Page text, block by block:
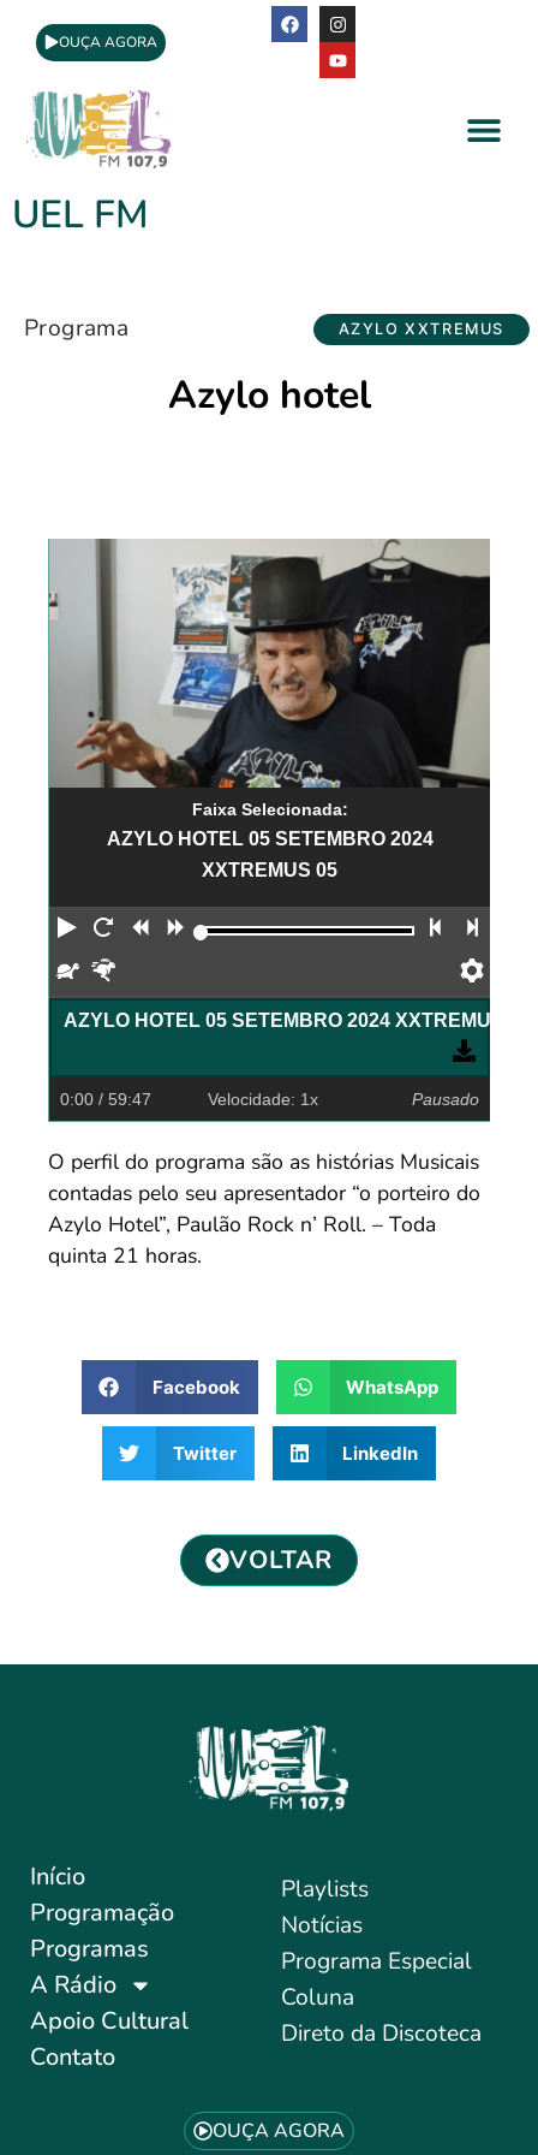
OUÇA AGORA
UEL FM
Programa AZYLO XXTREMUS
Azylo hotel
Faixa Selecionada:
AZYLO HOTEL 05 SETEMBRO 2024
XXTREMUS 05
Reproduzir
Reiniciar
Retroceder
Avançar Faixa
Devagar
0:00 / 59:47 Velocidade: 1x Pausado
O perfil do programa são as histórias Musicais
contadas pelo seu apresentador “o porteiro do
Azylo Hotel”, Paulão Rock n’ Roll. – Toda
quinta 21 horas.
Facebook WhatsApp
Twitter LinkedIn
VOLTAR
Início
Programação
Programas
A Rádio
Apoio Cultural
Contato
Playlists
Notícias
Programa Especial
Coluna
Direto da Discoteca
OUÇA AGORA